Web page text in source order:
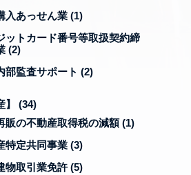
入あっせん業 (1)
ットカード番号等取扱契約締
(2)
部監査サポート (2)
】 (34)
販の不動産取得税の減額(1)
特定共同事業 (3)
物取引業免許(5)